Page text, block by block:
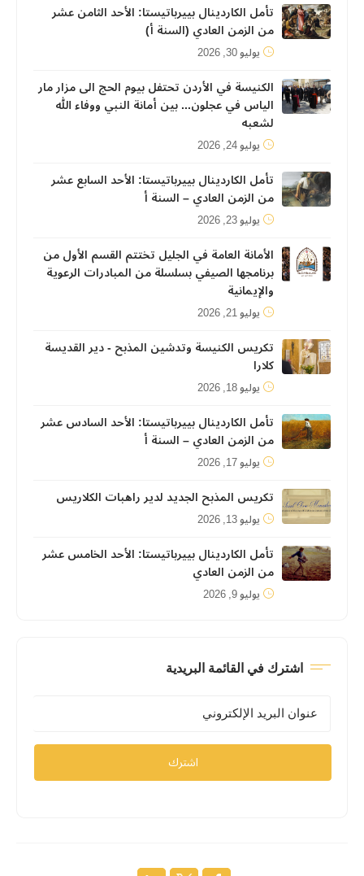
تأمل الكاردينال بييرباتيستا: الأحد الثامن عشر
من الزمن العادي (السنة أ)
يوليو 30, 2026
الكنيسة في الأردن تحتفل بيوم الحج الى مزار مار
الياس في عجلون... بين أمانة النبي ووفاء الله
لشعبه
يوليو 24, 2026
تأمل الكاردينال بييرباتيستا: الأحد السابع عشر
من الزمن العادي – السنة أ
يوليو 23, 2026
الأمانة العامة في الجليل تختتم القسم الأول من
برنامجها الصيفي بسلسلة من المبادرات الرعوية
والإيمانية
يوليو 21, 2026
تكريس الكنيسة وتدشين المذبح - دير القديسة
كلارا
يوليو 18, 2026
تأمل الكاردينال بييرباتيستا: الأحد السادس عشر
من الزمن العادي – السنة أ
يوليو 17, 2026
تكريس المذبح الجديد لدير راهبات الكلاريس
يوليو 13, 2026
تأمل الكاردينال بييرباتيستا: الأحد الخامس عشر
من الزمن العادي
يوليو 9, 2026
اشترك في القائمة البريدية
اشترك